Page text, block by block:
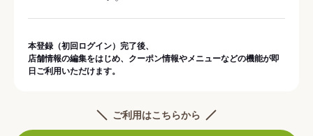
本登録（初回ログイン）完了後、
店舗情報の編集をはじめ、クーポン情報やメニューなどの機能が即
日ご利用いただけます。
ご利用はこちらから